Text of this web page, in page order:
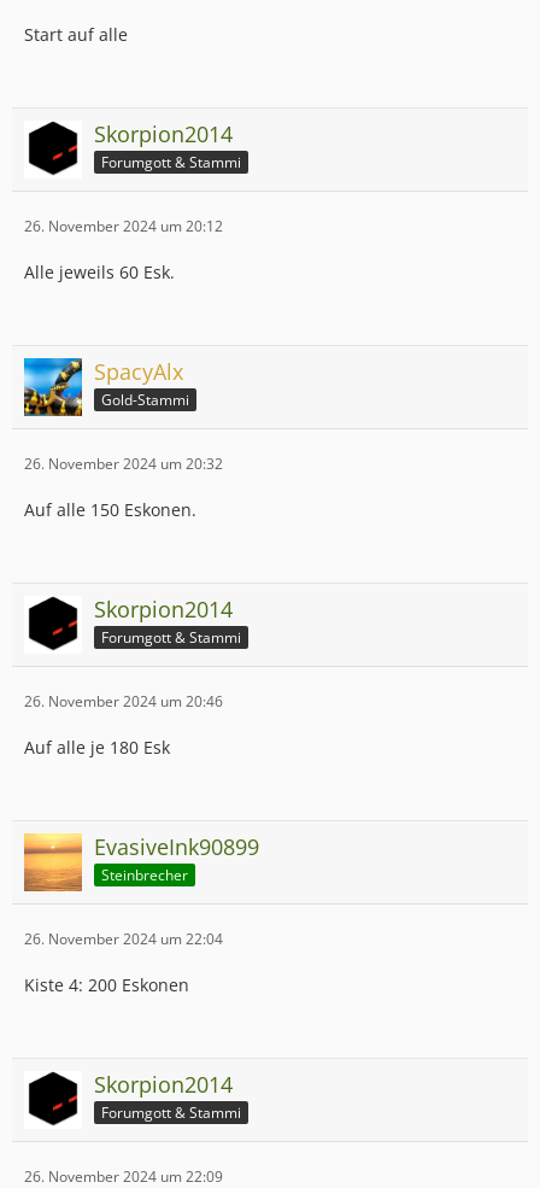
Start auf alle
Skorpion2014
Forumgott & Stammi
26. November 2024 um 20:12
Alle jeweils 60 Esk.
SpacyAlx
Gold-Stammi
26. November 2024 um 20:32
Auf alle 150 Eskonen.
Skorpion2014
Forumgott & Stammi
26. November 2024 um 20:46
Auf alle je 180 Esk
EvasiveInk90899
Steinbrecher
26. November 2024 um 22:04
Kiste 4: 200 Eskonen
Skorpion2014
Forumgott & Stammi
26. November 2024 um 22:09